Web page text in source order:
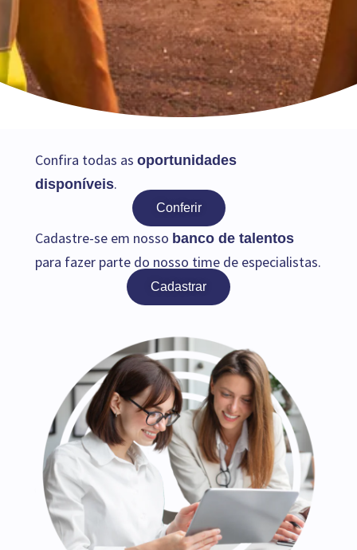
Confira todas as oportunidades
disponíveis.
Conferir
Cadastre-se em nosso banco de talentos
para fazer parte do nosso time de especialistas.
Cadastrar